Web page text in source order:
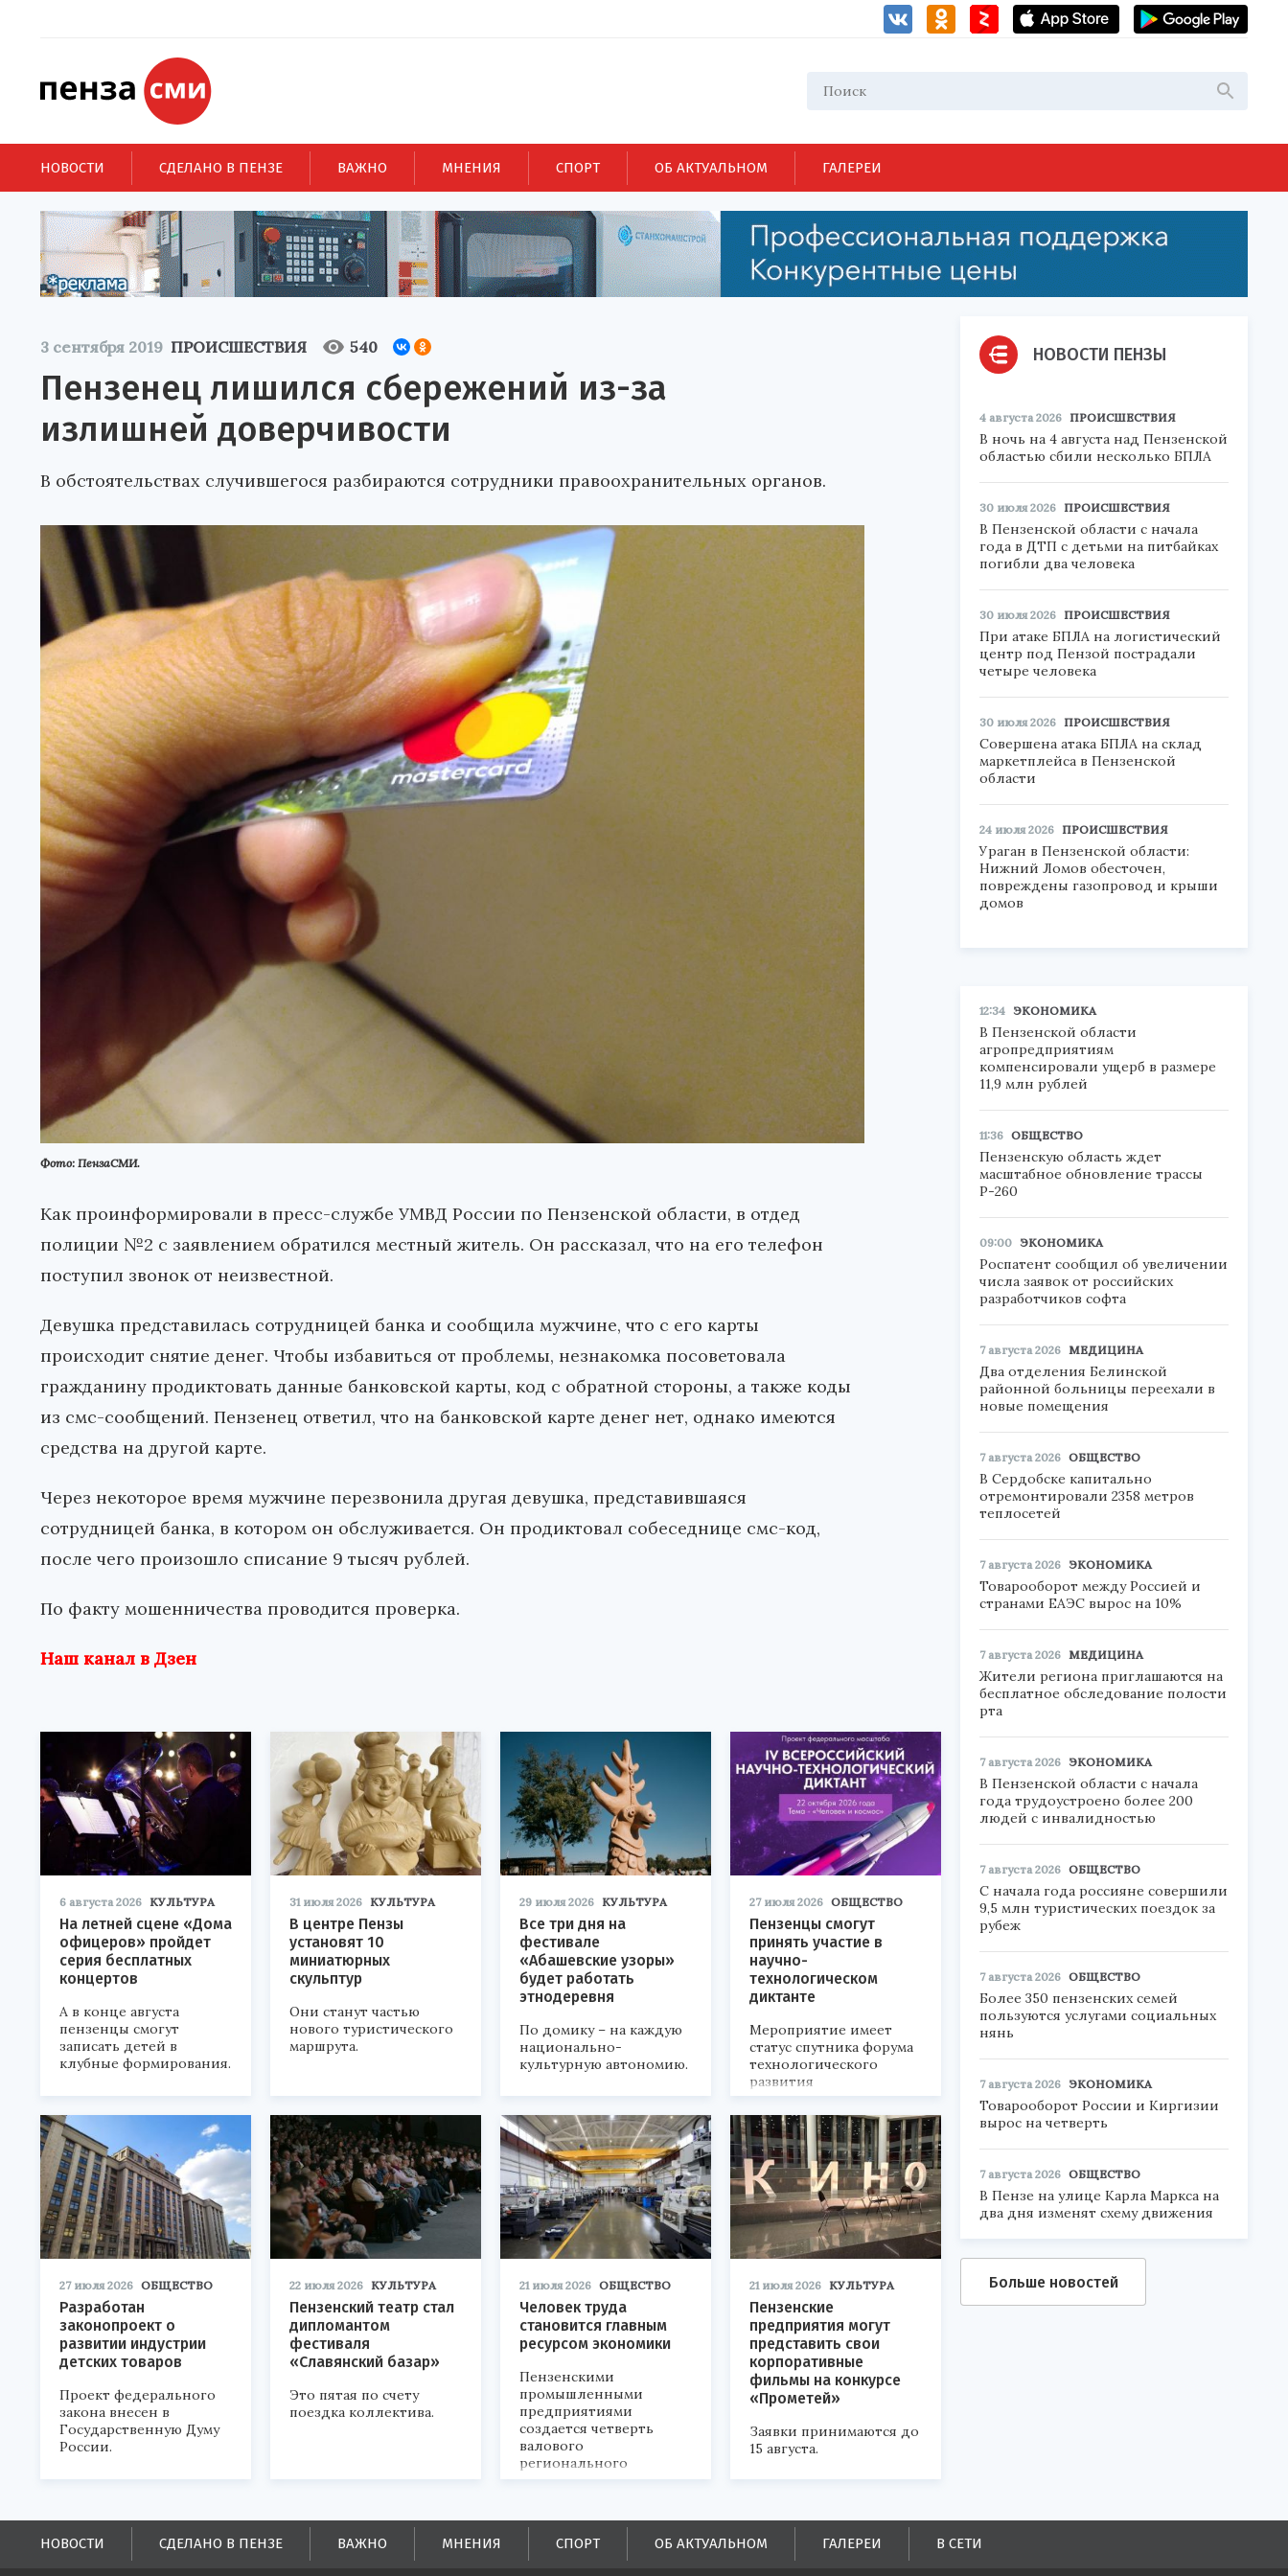
НОВОСТИ СДЕЛАНО В ПЕНЗЕ ВАЖНО МНЕНИЯ СПОРТ ОБ АКТУАЛЬНОМ ГАЛЕРЕИ
3 сентября 2019 ПРОИСШЕСТВИЯ 540
Пензенец лишился сбережений из-за
излишней доверчивости
В обстоятельствах случившегося разбираются сотрудники правоохранительных органов.
Фото: ПензаСМИ.
Как проинформировали в пресс-службе УМВД России по Пензенской области, в отдед
полиции №2 c заявлением обратился местный житель. Он рассказал, что на его телефон
поступил звонок от неизвестной.
Девушка представилась сотрудницей банка и сообщила мужчине, что с его карты
происходит снятие денег. Чтобы избавиться от проблемы, незнакомка посоветовала
гражданину продиктовать данные банковской карты, код с обратной стороны, а также коды
из смс-сообщений. Пензенец ответил, что на банковской карте денег нет, однако имеются
средства на другой карте.
Через некоторое время мужчине перезвонила другая девушка, представившаяся
сотрудницей банка, в котором он обслуживается. Он продиктовал собеседнице смс-код,
после чего произошло списание 9 тысяч рублей.
По факту мошенничества проводится проверка.
Наш канал в Дзен
6 августа 2026 КУЛЬТУРА
На летней сцене «Дома
офицеров» пройдет
серия бесплатных
концертов
А в конце августа
пензенцы смогут
записать детей в
клубные формирования.
31 июля 2026 КУЛЬТУРА
В центре Пензы
установят 10
миниатюрных
скульптур
Они станут частью
нового туристического
маршрута.
29 июля 2026 КУЛЬТУРА
Все три дня на
фестивале
«Абашевские узоры»
будет работать
этнодеревня
По домику – на каждую
национально-
культурную автономию.
27 июля 2026 ОБЩЕСТВО
Пензенцы смогут
принять участие в
научно-
технологическом
диктанте
Мероприятие имеет
статус спутника форума
технологического
развития
«Технопром-2026».
27 июля 2026 ОБЩЕСТВО
Разработан
законопроект о
развитии индустрии
детских товаров
Проект федерального
закона внесен в
Государственную Думу
России.
22 июля 2026 КУЛЬТУРА
Пензенский театр стал
дипломантом
фестиваля
«Славянский базар»
Это пятая по счету
поездка коллектива.
21 июля 2026 ОБЩЕСТВО
Человек труда
становится главным
ресурсом экономики
Пензенскими
промышленными
предприятиями
создается четверть
валового
регионального
продукта и
поступлений в
бюджеты всех уровней.
21 июля 2026 КУЛЬТУРА
Пензенские
предприятия могут
представить свои
корпоративные
фильмы на конкурсе
«Прометей»
Заявки принимаются до
15 августа.
НОВОСТИ ПЕНЗЫ
4 августа 2026 ПРОИСШЕСТВИЯ
В ночь на 4 августа над Пензенской
областью сбили несколько БПЛА
30 июля 2026 ПРОИСШЕСТВИЯ
В Пензенской области с начала
года в ДТП с детьми на питбайках
погибли два человека
30 июля 2026 ПРОИСШЕСТВИЯ
При атаке БПЛА на логистический
центр под Пензой пострадали
четыре человека
30 июля 2026 ПРОИСШЕСТВИЯ
Совершена атака БПЛА на склад
маркетплейса в Пензенской
области
24 июля 2026 ПРОИСШЕСТВИЯ
Ураган в Пензенской области:
Нижний Ломов обесточен,
повреждены газопровод и крыши
домов
12:34 ЭКОНОМИКА
В Пензенской области
агропредприятиям
компенсировали ущерб в размере
11,9 млн рублей
11:36 ОБЩЕСТВО
Пензенскую область ждет
масштабное обновление трассы
Р-260
09:00 ЭКОНОМИКА
Роспатент сообщил об увеличении
числа заявок от российских
разработчиков софта
7 августа 2026 МЕДИЦИНА
Два отделения Белинской
районной больницы переехали в
новые помещения
7 августа 2026 ОБЩЕСТВО
В Сердобске капитально
отремонтировали 2358 метров
теплосетей
7 августа 2026 ЭКОНОМИКА
Товарооборот между Россией и
странами ЕАЭС вырос на 10%
7 августа 2026 МЕДИЦИНА
Жители региона приглашаются на
бесплатное обследование полости
рта
7 августа 2026 ЭКОНОМИКА
В Пензенской области с начала
года трудоустроено более 200
людей с инвалидностью
7 августа 2026 ОБЩЕСТВО
С начала года россияне совершили
9,5 млн туристических поездок за
рубеж
7 августа 2026 ОБЩЕСТВО
Более 350 пензенских семей
пользуются услугами социальных
нянь
7 августа 2026 ЭКОНОМИКА
Товарооборот России и Киргизии
вырос на четверть
7 августа 2026 ОБЩЕСТВО
В Пензе на улице Карла Маркса на
два дня изменят схему движения
Больше новостей
НОВОСТИ СДЕЛАНО В ПЕНЗЕ ВАЖНО МНЕНИЯ СПОРТ ОБ АКТУАЛЬНОМ ГАЛЕРЕИ В СЕТИ